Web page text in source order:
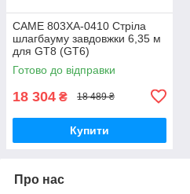
CAME 803XA-0410 Стріла
шлагбауму завдовжки 6,35 м
для GT8 (GT6)
Готово до відправки
18 304 ₴ 18 489 ₴
Купити
Про нас